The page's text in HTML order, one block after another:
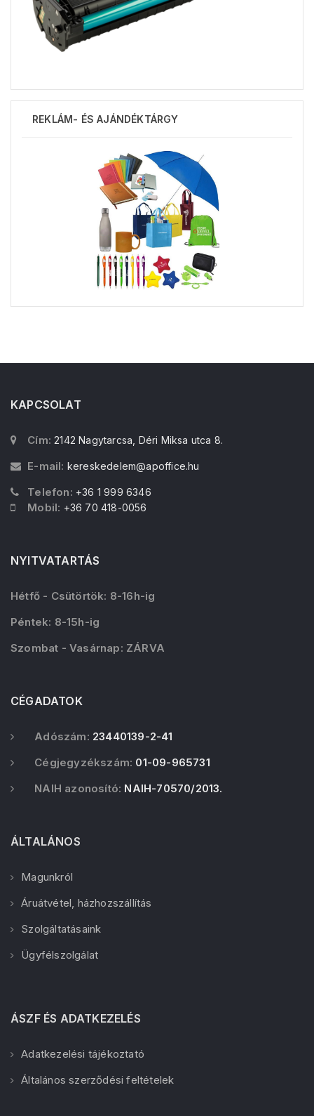
REKLÁM- ÉS AJÁNDÉKTÁRGY
KAPCSOLAT
Cím: 2142 Nagytarcsa, Déri Miksa utca 8.
E-mail: kereskedelem@apoffice.hu
Telefon: +36 1 999 6346
Mobil: +36 70 418-0056
NYITVATARTÁS
Hétfő - Csütörtök: 8-16h-ig
Péntek: 8-15h-ig
Szombat - Vasárnap: ZÁRVA
CÉGADATOK
Adószám: 23440139-2-41
Cégjegyzékszám: 01-09-965731
NAIH azonosító: NAIH-70570/2013.
ÁLTALÁNOS
Magunkról
Áruátvétel, házhozszállítás
Szolgáltatásaink
Ügyfélszolgálat
ÁSZF ÉS ADATKEZELÉS
Adatkezelési tájékoztató
Általános szerződési feltételek